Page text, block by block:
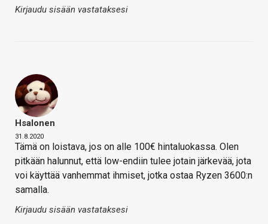
Kirjaudu sisään vastataksesi
Hsalonen
31.8.2020
Tämä on loistava, jos on alle 100€ hintaluokassa. Olen
pitkään halunnut, että low-endiin tulee jotain järkevää, jota
voi käyttää vanhemmat ihmiset, jotka ostaa Ryzen 3600:n
samalla.
Kirjaudu sisään vastataksesi